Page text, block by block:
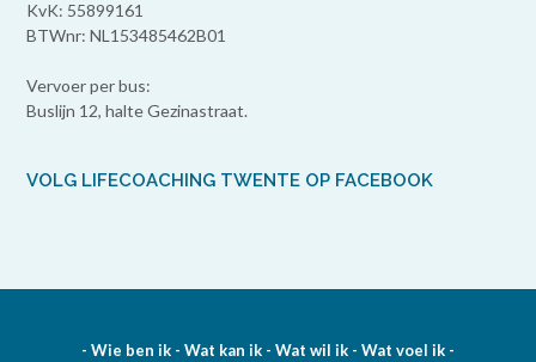
KvK: 55899161
BTWnr: NL153485462B01
Vervoer per bus:
Buslijn 12, halte Gezinastraat.
VOLG LIFECOACHING TWENTE OP FACEBOOK
- Wie ben ik - Wat kan ik - Wat wil ik - Wat voel ik -